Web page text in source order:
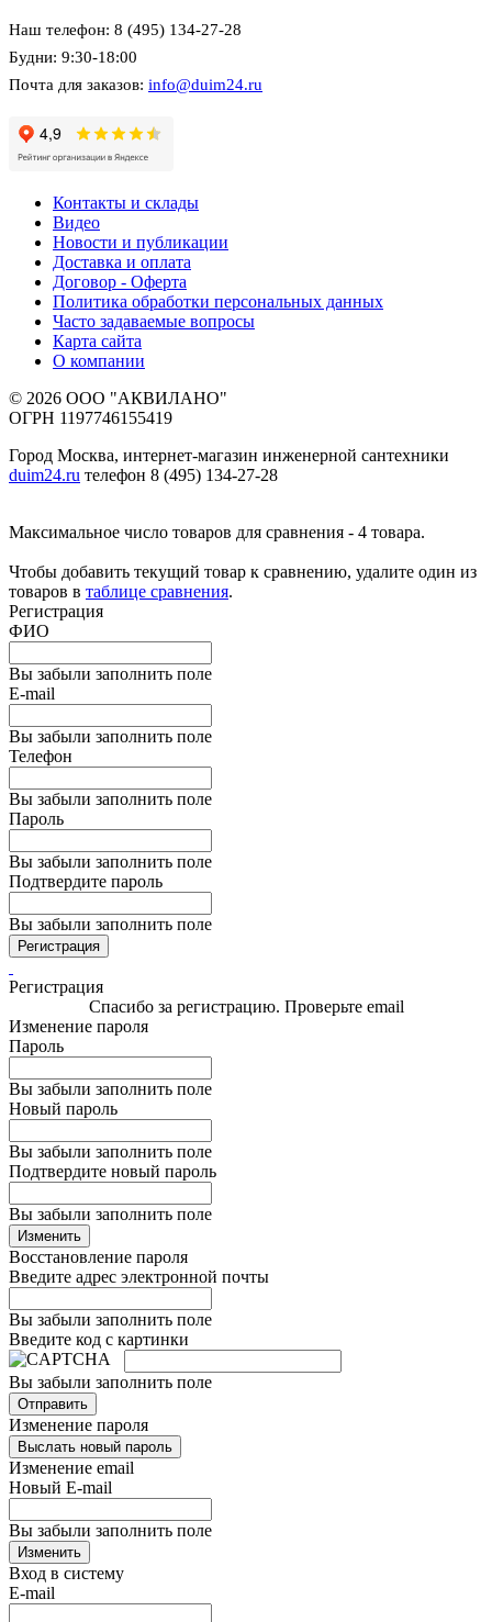
Наш телефон: 8 (495) 134-27-28
Будни: 9:30-18:00
Почта для заказов: info@duim24.ru
Контакты и склады
Видео
Новости и публикации
Доставка и оплата
Договор - Оферта
Политика обработки персональных данных
Часто задаваемые вопросы
Карта сайта
О компании
© 2026 ООО "АКВИЛАНО"
ОГРН 1197746155419
Город Москва, интернет-магазин инженерной сантехники
duim24.ru телефон 8 (495) 134-27-28
Максимальное число товаров для сравнения - 4 товара.
Чтобы добавить текущий товар к сравнению, удалите один из
товаров в таблице сравнения.
Регистрация
ФИО
Вы забыли заполнить поле
E-mail
Вы забыли заполнить поле
Телефон
Вы забыли заполнить поле
Пароль
Вы забыли заполнить поле
Подтвердите пароль
Вы забыли заполнить поле
Регистрация
Регистрация
Спасибо за регистрацию. Проверьте email
Изменение пароля
Пароль
Вы забыли заполнить поле
Новый пароль
Вы забыли заполнить поле
Подтвердите новый пароль
Вы забыли заполнить поле
Изменить
Восстановление пароля
Введите адрес электронной почты
Вы забыли заполнить поле
Введите код с картинки
Вы забыли заполнить поле
Отправить
Изменение пароля
Выслать новый пароль
Изменение email
Новый E-mail
Вы забыли заполнить поле
Изменить
Вход в систему
E-mail